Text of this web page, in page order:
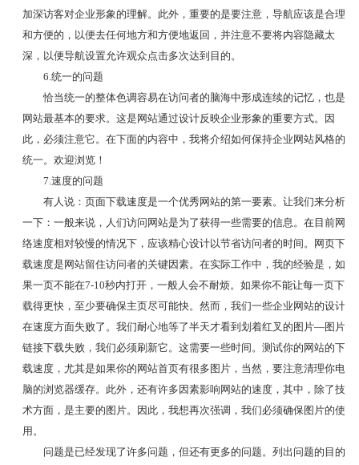
加深访客对企业形象的理解。此外，重要的是要注意，导航应该是合理
和方便的，以便去任何地方和方便地返回，并注意不要将内容隐藏太
深，以便导航设置允许观众点击多次达到目的。
6.统一的问题
恰当统一的整体色调容易在访问者的脑海中形成连续的记忆，也是
网站最基本的要求。这是网站通过设计反映企业形象的重要方式。因
此，必须注意它。在下面的内容中，我将介绍如何保持企业网站风格的
统一。欢迎浏览！
7.速度的问题
有人说：页面下载速度是一个优秀网站的第一要素。让我们来分析
一下：一般来说，人们访问网站是为了获得一些需要的信息。在目前网
络速度相对较慢的情况下，应该精心设计以节省访问者的时间。网页下
载速度是网站留住访问者的关键因素。在实际工作中，我的经验是，如
果一页不能在7-10秒内打开，一般人会不耐烦。如果你不能让每一页下
载得更快，至少要确保主页尽可能快。然而，我们一些企业网站的设计
在速度方面失败了。我们耐心地等了半天才看到划着红叉的图片—图片
链接下载失败，我们必须刷新它。这需要一些时间。测试你的网站的下
载速度，尤其是如果你的网站首页有很多图片，当然，要注意清理你电
脑的浏览器缓存。此外，还有许多因素影响网站的速度，其中，除了技
术方面，是主要的图片。因此，我想再次强调，我们必须确保图片的使
用。
问题是已经发现了许多问题，但还有更多的问题。列出问题的目的